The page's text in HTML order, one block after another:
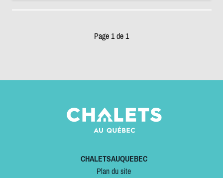
Page 1 de 1
CHALETSAUQUEBEC
Plan du site